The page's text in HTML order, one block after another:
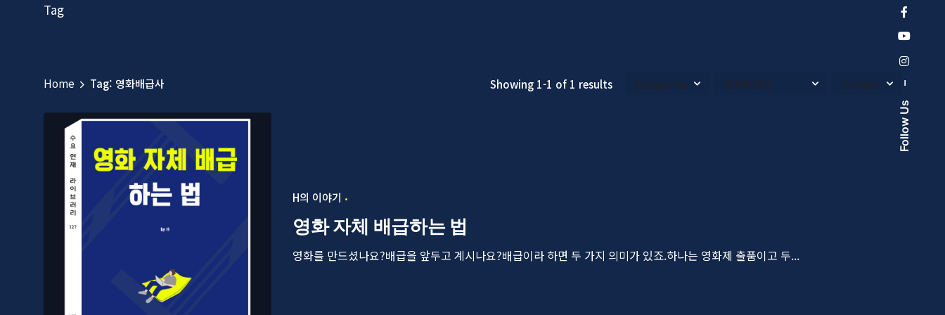
Follow Us
Tag
Home Tag: 영화배급사 Showing 1-1 of 1 results
H의 이야기
영화 자체 배급하는 법
영화를 만드셨나요?배급을 앞두고 계시나요?배급이라 하면 두 가지 의미가 있죠.하나는 영화제 출품이고 두...